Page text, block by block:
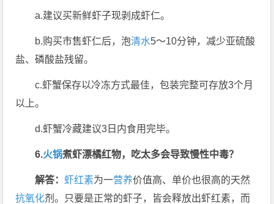
a.建议买新鲜虾子现剥成虾仁。
b.购买市售虾仁后，泡清水5～10分钟，减少亚硫酸
盐、磷酸盐残留。
c.虾蟹保存以冷冻方式最佳，包装完整可存放3个月
以上。
d.虾蟹冷藏建议3日内食用完毕。
6.火锅煮虾漂橘红物，吃太多会导致慢性中毒？
解答： 虾红素为一营养价值高、单价也很高的天然
抗氧化剂。只要是正常的虾子，皆会释放出虾红素，而